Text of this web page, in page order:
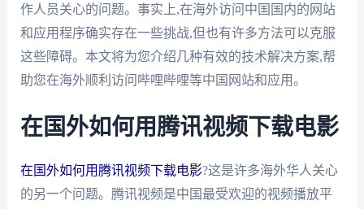
作人员关心的问题。事实上,在海外访问中国国内的网站
和应用程序确实存在一些挑战,但也有许多方法可以克服
这些障碍。本文将为您介绍几种有效的技术解决方案,帮
助您在海外顺利访问哔哩哔哩等中国网站和应用。
在国外如何用腾讯视频下载电影
在国外如何用腾讯视频下载电影?这是许多海外华人关心
的另一个问题。腾讯视频是中国最受欢迎的视频播放平